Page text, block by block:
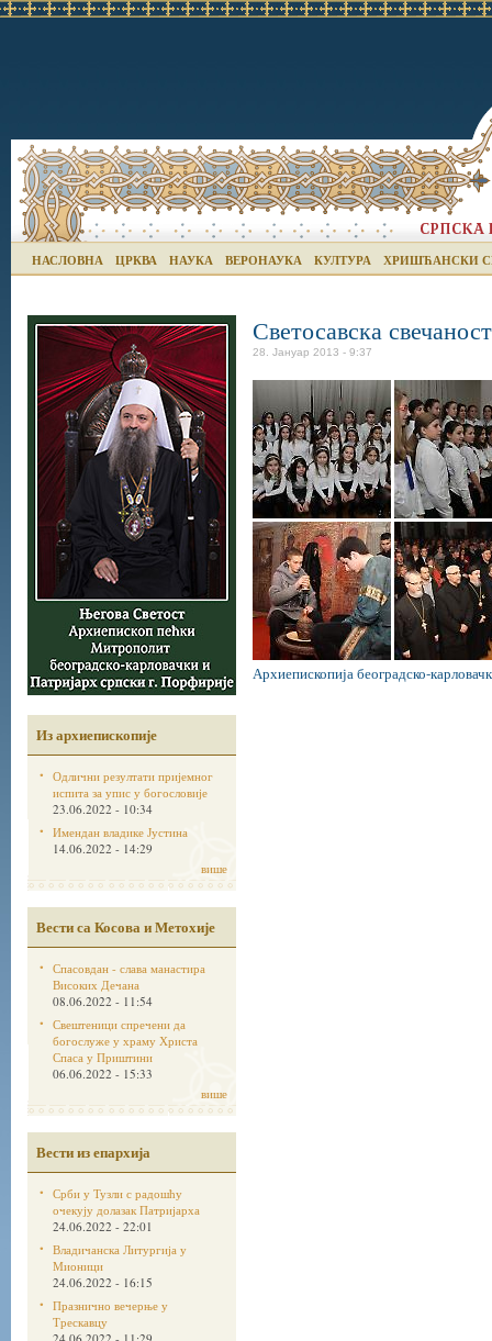
НАСЛОВНА ЦРКВА НАУКА ВЕРОНАУКА КУЛТУРА ХРИШЋАНСКИ
Из архиепископије
Одлични резултати пријемног
испита за упис у богословије
23.06.2022 - 10:34
Имендан владике Јустина
14.06.2022 - 14:29
више
Вести са Косова и Метохије
Спасовдан - слава манастира
Високих Дечана
08.06.2022 - 11:54
Свештеници спречени да
богослуже у храму Христа
Спаса у Приштини
06.06.2022 - 15:33
више
Вести из епархија
Срби у Тузли с радошћу
очекују долазак Патријарха
24.06.2022 - 22:01
Владичанска Литургија у
Мионици
24.06.2022 - 16:15
Празнично вечерње у
Трескавцу
Светосавска
28. Јануар 2013 - 9:37
Архиепископија београдско-